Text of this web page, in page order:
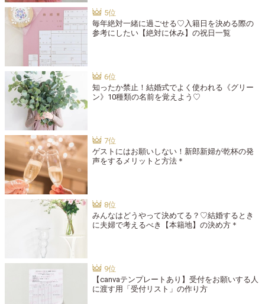
毎年絶対一緒に過ごせる♡入籍日を決める際の
参考にしたい【絶対に休み】の祝日一覧
知ったか禁止！結婚式でよく使われる《グリー
ン》10種類の名前を覚えよう♡
ゲストにはお願いしない！新郎新婦が乾杯の発
声をするメリットと方法＊
みんなはどうやって決めてる？♡結婚するとき
に夫婦で考えるべき【本籍地】の決め方＊
【canvaテンプレートあり】受付をお願いする人
に渡す用「受付リスト」の作り方